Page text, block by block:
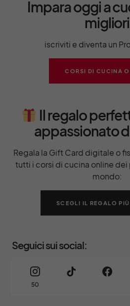
Impara oggi a
migliori
iscriviti e diventa un
CORSI DI CUCINA
Il regalo
appassionato
Regala la Gift Card digitale o
tutti i corsi di cucina online
mondo:
SCEGLI IL REGALO
Seguici sui social:
50